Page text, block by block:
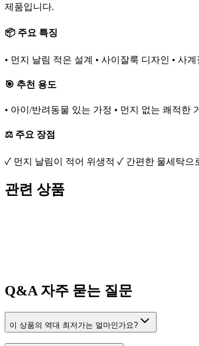
제품입니다.
📦 주요 특징
• 먼지 날림 적은 설계 • 사이잘룩 디자인 • 사
🎯 추천 용도
• 아이/반려동물 있는 가정 • 먼지 없는 쾌적한
⚖️ 주요 장점
✓ 먼지 날림이 적어 위생적 ✓ 간편한 물세탁
관련 상품
Q&A 자주 묻는 질문
이 상품의 역대 최저가는 얼마인가요?